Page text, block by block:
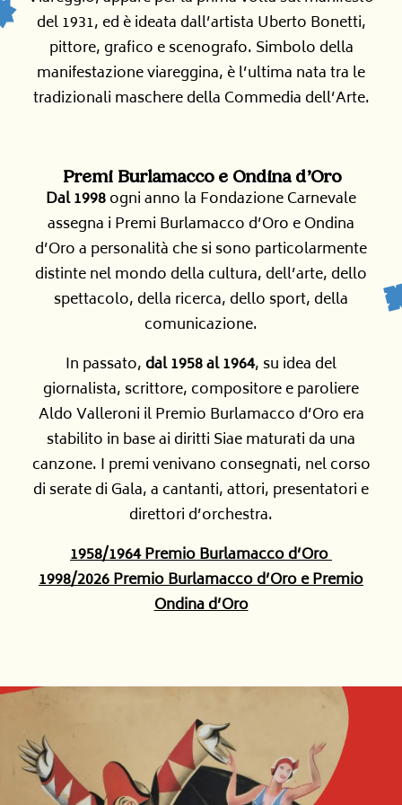
del 1931, ed è ideata dall’artista Uberto Bonetti,
pittore, grafico e scenografo. Simbolo della
manifestazione viareggina, è l’ultima nata tra le
tradizionali maschere della Commedia dell’Arte.
Premi Burlamacco e Ondina d’Oro
Dal 1998ogni anno la Fondazione Carnevale
assegna i Premi Burlamacco d’Oro e Ondina
d’Oro a personalità che si sono particolarmente
distinte nel mondo della cultura, dell’arte, dello
spettacolo, della ricerca, dello sport, della
comunicazione.
In passato, dal 1958 al 1964, su idea del
giornalista, scrittore, compositore e paroliere
Aldo Valleroni il Premio Burlamacco d’Oro era
stabilito in base ai diritti Siae maturati da una
canzone. I premi venivano consegnati, nel corso
di serate di Gala, a cantanti, attori, presentatori e
direttori d’orchestra.
1958/1964Premio Burlamacco d’Oro
1998/2026Premio Burlamacco d’Oro e Premio
Ondina d’Oro